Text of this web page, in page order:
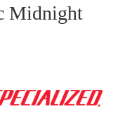
Midnight